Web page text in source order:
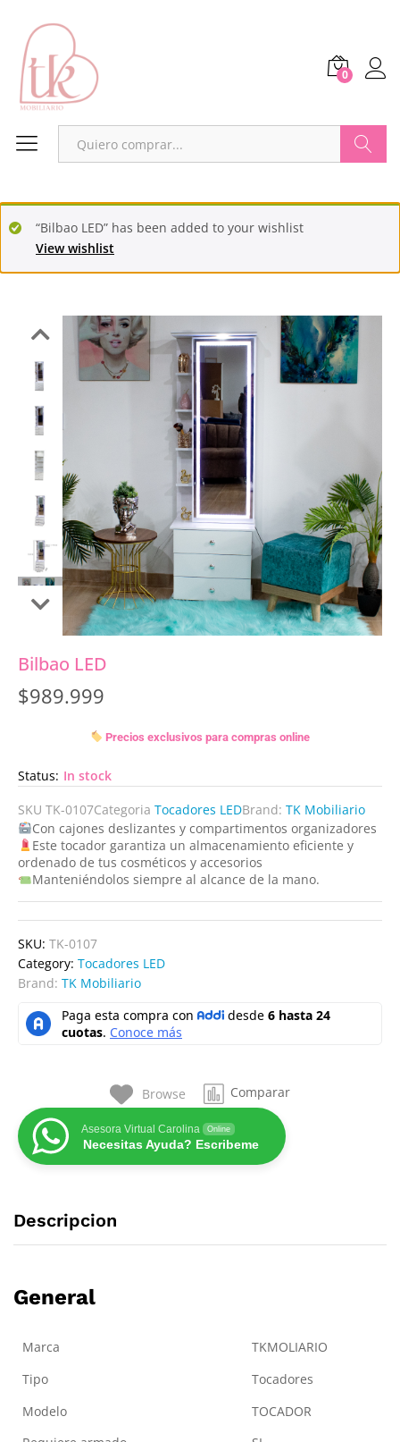
0
View wishlist
“Bilbao LED” has been added to your wishlist
Bilbao LED
$989.999
Precios exclusivos para compras online
Status: In stock
SKU TK-0107Categoria Tocadores LEDBrand: TK Mobiliario
Con cajones deslizantes y compartimentos organizadores
Este tocador garantiza un almacenamiento eficiente y
ordenado de tus cosméticos y accesorios
Manteniéndolos siempre al alcance de la mano.
SKU: TK-0107
Category: Tocadores LED
Brand: TK Mobiliario
Browse Comparar
Asesora Virtual Carolina Online
Necesitas Ayuda? Escribeme
Descripcion
General
Marca
TKMOLIARIO
Tipo
Tocadores
Modelo
TOCADOR